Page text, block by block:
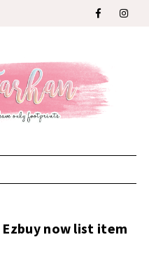
Ezbuy now list item